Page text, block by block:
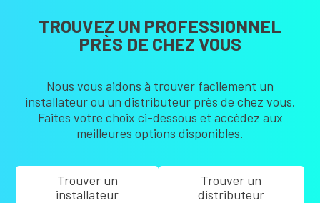
TROUVEZ UN PROFESSIONNEL
PRÈS DE CHEZ VOUS
Nous vous aidons à trouver facilement un
installateur ou un distributeur près de chez vous.
Faites votre choix ci-dessous et accédez aux
meilleures options disponibles.
Trouver un
installateur
Trouver un
distributeur